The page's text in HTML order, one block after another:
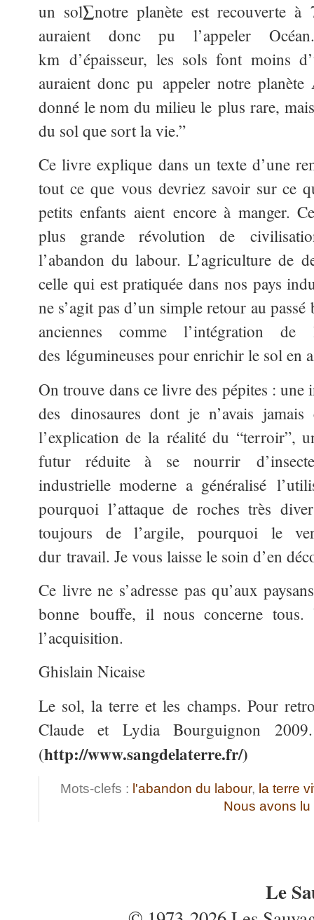
un sol∑notre planète est recouverte
auraient donc pu l’appeler
km d’épaisseur, les sols font moins
auraient donc pu appeler notre
donné le nom du milieu le plus rare,
du sol que sort la vie.”
Ce livre explique dans un texte d’une
tout ce que vous devriez savoir sur ce
petits enfants aient encore à manger.
plus grande révolution de
l’abandon du labour. L’agriculture de
celle qui est pratiquée dans nos pays
ne s’agit pas d’un simple retour au
anciennes comme l’intégration de
des légumineuses pour enrichir le sol en
On trouve dans ce livre des pépites :
des dinosaures dont je n’avais
l’explication de la réalité du “terroir”,
futur réduite à se nourrir
industrielle moderne a généralisé
pourquoi l’attaque de roches très
toujours de l’argile, pourquoi le
dur travail. Je vous laisse le soin d’en
Ce livre ne s’adresse pas qu’aux
bonne bouffe, il nous concerne tous.
l’acquisition.
Ghislain Nicaise
Le sol, la terre et les champs. Pour
Claude et Lydia Bourguignon
(http://www.sangdelaterre.fr/)
Mots-clefs : l'abandon du labour, la terre
Nous avons lu
Le